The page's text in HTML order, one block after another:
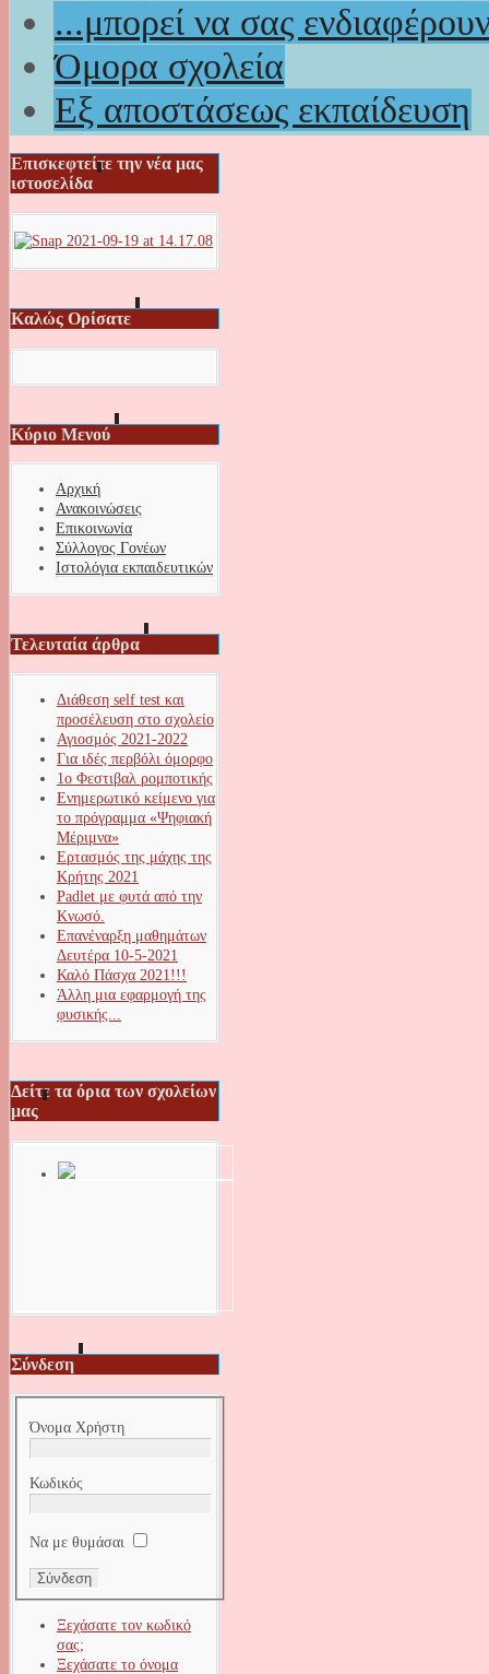
...μπορεί να σας
Όμορα σχολεία
Εξ αποστάσεως εκπαίδευση
Επισκεφτείτε την νέα μας
ιστοσελίδα
Καλώς Ορίσατε
Κύριο Μενού
Αρχική
Ανακοινώσεις
Επικοινωνία
Σύλλογος Γονέων
Ιστολόγια εκπαιδευτικών
Τελευταία άρθρα
Διάθεση self test και
προσέλευση στο σχολείο
Αγιοσμός 2021-2022
Για ιδές περβόλι όμορφο
1ο Φεστιβαλ ρομποτικής
Ενημερωτικό κείμενο για
το πρόγραμμα «Ψηφιακή
Μέριμνα»
Ερτασμός της μάχης της
Κρήτης 2021
Padlet με φυτά από την
Κνωσό.
Επανέναρξη μαθημάτων
Δευτέρα 10-5-2021
Καλό Πάσχα 2021!!!
Άλλη μια εφαρμογή της
φυσικής...
Δείτε τα όρια των σχολείων
μας
Σύνδεση
Όνομα Χρήστη
Κωδικός
Να με θυμάσαι
Ξεχάσατε τον κωδικό
σας;
Ξεχάσατε το όνομα